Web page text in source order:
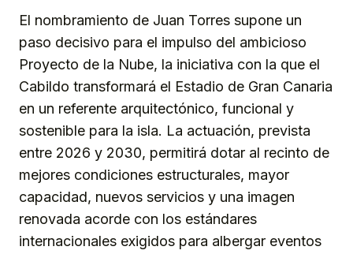
El nombramiento de Juan Torres supone un
paso decisivo para el impulso del ambicioso
Proyecto de la Nube, la iniciativa con la que el
Cabildo transformará el Estadio de Gran Canaria
en un referente arquitectónico, funcional y
sostenible para la isla. La actuación, prevista
entre 2026 y 2030, permitirá dotar al recinto de
mejores condiciones estructurales, mayor
capacidad, nuevos servicios y una imagen
renovada acorde con los estándares
internacionales exigidos para albergar eventos